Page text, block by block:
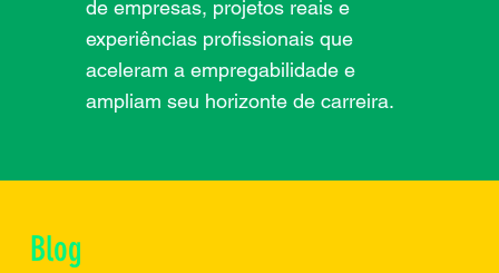
de empresas, projetos reais e
experiências profissionais que
aceleram a empregabilidade e
ampliam seu horizonte de carreira.
Blog